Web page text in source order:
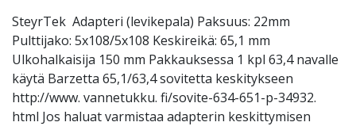
SteyrTek Adapteri (levikepala) Paksuus: 22mm
Pulttijako: 5x108/5x108 Keskireikä: 65,1 mm
Ulkohalkaisija 150 mm Pakkauksessa 1 kpl 63,4 navalle
käytä Barzetta 65,1/63,4 sovitetta keskitykseen
http://www. vannetukku. fi/sovite-634-651-p-34932.
html Jos haluat varmistaa adapterin keskittymisen